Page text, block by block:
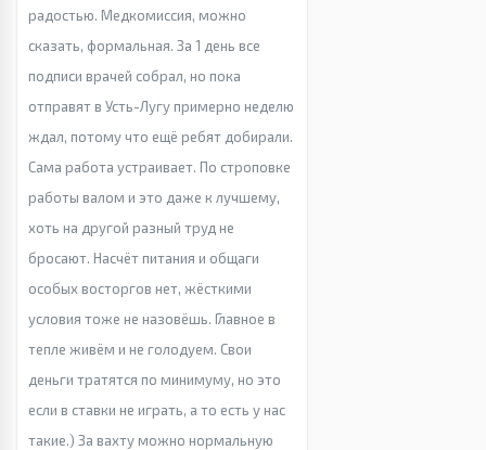
радостью. Медкомиссия, можно
сказать, формальная. За 1 день все
подписи врачей собрал, но пока
отправят в Усть-Лугу примерно неделю
ждал, потому что ещё ребят добирали.
Сама работа устраивает. По строповке
работы валом и это даже к лучшему,
хоть на другой разный труд не
бросают. Насчёт питания и общаги
особых восторгов нет, жёсткими
условия тоже не назовёшь. Главное в
тепле живём и не голодуем. Свои
деньги тратятся по минимуму, но это
если в ставки не играть, а то есть у нас
такие.) За вахту можно нормальную